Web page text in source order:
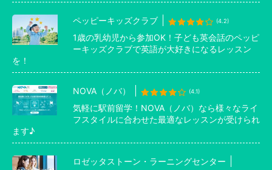
ペッピーキッズクラブ (4.2)
1歳の乳幼児から参加OK！子ども英会話のペッピ
ーキッズクラブで英語が大好きになるレッスン
を！
NOVA（ノバ） (4.1)
気軽に駅前留学！NOVA（ノバ）なら様々なライ
フスタイルに合わせた最適なレッスンが受けられ
ます♪
ロゼッタストーン・ラーニングセンター